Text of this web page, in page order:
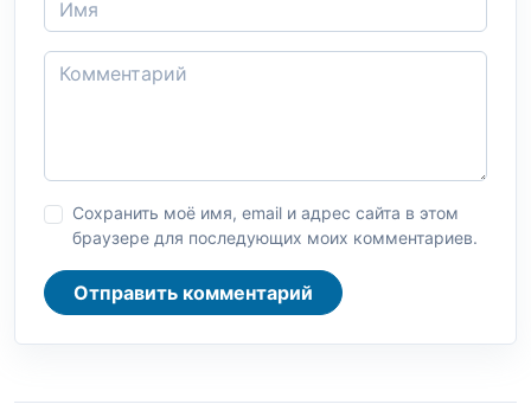
Сохранить моё имя, email и адрес сайта в этом
браузере для последующих моих комментариев.
Отправить комментарий